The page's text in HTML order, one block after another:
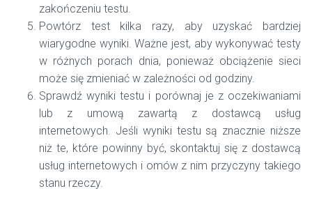
zakończeniu testu.
Powtórz test kilka razy, aby uzyskać bardziej
wiarygodne wyniki. Ważne jest, aby wykonywać testy
w różnych porach dnia, ponieważ obciążenie sieci
może się zmieniać w zależności od godziny.
Sprawdź wyniki testu i porównaj je z oczekiwaniami
lub z umową zawartą z dostawcą usług
internetowych. Jeśli wyniki testu są znacznie niższe
niż te, które powinny być, skontaktuj się z dostawcą
usług internetowych i omów z nim przyczyny takiego
stanu rzeczy.